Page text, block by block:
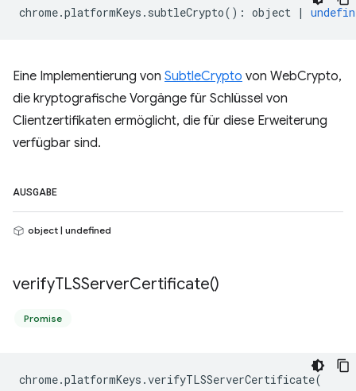
chrome.platformKeys . subtleCrypto() : object |
Eine Implementierung von SubtleCrypto von WebCrypto,
die kryptografische Vorgänge für Schlüssel von
Clientzertifikaten ermöglicht, die für diese Erweiterung
verfügbar sind.
AUSGABE
object | undefined
verifyTLSServerCertificate()
Promise
chrome.platformKeys .verifyTLSServerCertificate(